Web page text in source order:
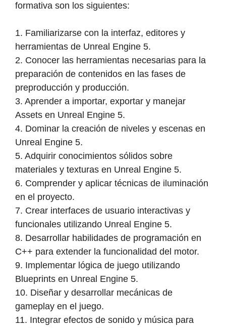
formativa son los siguientes:
1. Familiarizarse con la interfaz, editores y
herramientas de Unreal Engine 5.
2. Conocer las herramientas necesarias para la
preparación de contenidos en las fases de
preproducción y producción.
3. Aprender a importar, exportar y manejar
Assets en Unreal Engine 5.
4. Dominar la creación de niveles y escenas en
Unreal Engine 5.
5. Adquirir conocimientos sólidos sobre
materiales y texturas en Unreal Engine 5.
6. Comprender y aplicar técnicas de iluminación
en el proyecto.
7. Crear interfaces de usuario interactivas y
funcionales utilizando Unreal Engine 5.
8. Desarrollar habilidades de programación en
C++ para extender la funcionalidad del motor.
9. Implementar lógica de juego utilizando
Blueprints en Unreal Engine 5.
10. Diseñar y desarrollar mecánicas de
gameplay en el juego.
11. Integrar efectos de sonido y música para